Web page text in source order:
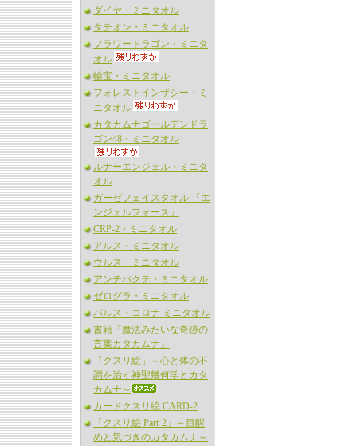
ダイヤ・ミニタオル
タチオン・ミニタオル
フラワードラゴン・ミニタ
オル
輪宝・ミニタオル
フォレストインザシー・ミ
ニタオル
カタカムナゴールデンドラ
ゴン48・ミニタオル
ルナーエンジェル・ミニタ
オル
ガーゼフェイスタオル 「エ
ンジェルフォース」
CRP-2・ミニタオル
アルス・ミニタオル
ウルス・ミニタオル
アンチバクテ・ミニタオル
ゼログラ・ミニタオル
バルス・コロナ ミニタオル
書籍「魔法みたいな奇跡の
言葉カタカムナ」
「クスリ絵」～心と体の不
調を治す神聖幾何学とカタ
カムナ～
カードクスリ絵 CARD-2
「クスリ絵 Part-2」～目醒
めと気づきのカタカムナ～